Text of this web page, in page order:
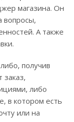
магазина. Он
вопросы,
А также
получив
заказ,
либо
в котором есть
или на